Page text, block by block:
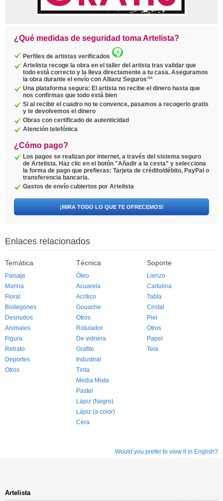
¿Qué medidas de seguridad toma Artelista?
Perfiles de artistas verificados
Artelista recoge la obra en el taller del artista tras validar que
todo está correcto y la lleva directamente a tu casa. Aseguramos
la obra durante el envío con Allianz Seguros™
Una plataforma segura: El artista no recibe el dinero hasta que
nos confirmas que todo está bien
Si al recibir el cuadro no te convence, pasamos a recogerlo gratis
y te devolvemos el dinero
Obras con certificado de autenticidad
Atención telefónica
¿Cómo pago?
Los pagos se realizan por internet, a través del sistema seguro
de Artelista. Haz clic en el botón "Añadir a la cesta" y selecciona
la forma de pago que prefieras: Tarjeta de crédito/débito, PayPal o
transferencia bancaria.
Gastos de envío cubiertos por Artelista
¡MIRA TODO LO QUE TE OFRECEMOS!
Enlaces relacionados
Temática
Paisaje
Marina
Floral
Bodegones
Desnudos
Animales
Figura
Retrato
Deportes
Otros
Técnica
Óleo
Acuarela
Acrílico
Gouache
Otros
Rotulador
De vidriera
Grafito
Industrial
Tinta
Media Mixta
Pastel
Lápiz (Negro)
Lápiz (a color)
Cera
Soporte
Lienzo
Cartulina
Tabla
Cristal
Piel
Otros
Papel
Tela
Would you prefer to view it in English?
Artelista